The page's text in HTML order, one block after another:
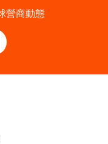
營商動態